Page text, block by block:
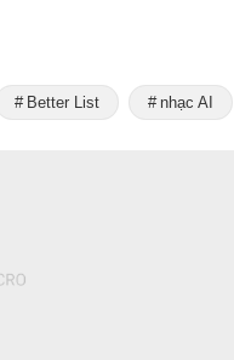
Better List nhạc AI